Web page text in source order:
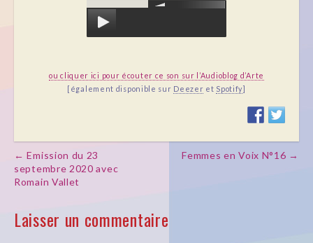
ou cliquer ici pour écouter ce son sur l’Audioblog d’Arte
[également disponible sur Deezer et Spotify]
Post navigation
← Emission du 23
septembre 2020 avec
Romain Vallet
Femmes en Voix N°16 →
Laisser un commentaire